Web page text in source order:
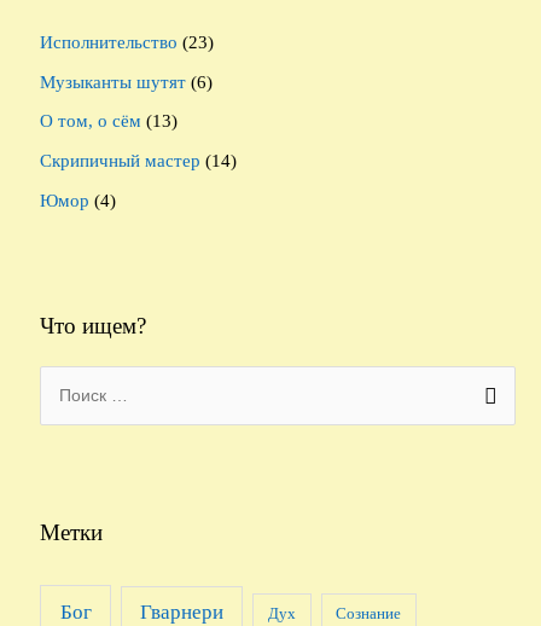
Исполнительство (23)
Музыканты шутят (6)
О том, о сём (13)
Скрипичный мастер (14)
Юмор (4)
Что ищем?
c
f
Метки
Бог Гварнери Дух Сознание